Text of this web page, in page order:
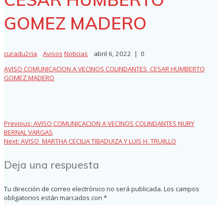
GOMEZ MADERO
curadu2ria Avisos Noticias abril 6, 2022 | 0
AVISO COMUNICACION A VECINOS COLINDANTES_CESAR HUMBERTO
GOMEZ MADERO
Navegación
entradas
Previous: Previous
post:
AVISO COMUNICACION A VECINOS COLINDANTES NURY
BERNAL VARGAS
Next: Next
AVISO_MARTHA CECILIA TIBADUIZA Y LUIS H. TRUJILLO
Deja una respuesta
Tu dirección de correo electrónico no será publicada. Los campos
obligatorios están marcados con *